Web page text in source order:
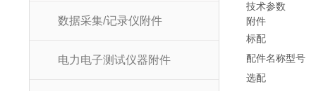
数据采集/记录仪附件
电力电子测试仪器附件
技术参数
附件
标配
配件名称型号
选配